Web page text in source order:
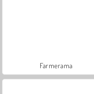
Farmerama